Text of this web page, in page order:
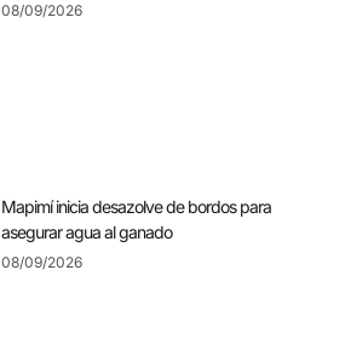
08/09/2026
Mapimí inicia desazolve de bordos para
asegurar agua al ganado
08/09/2026